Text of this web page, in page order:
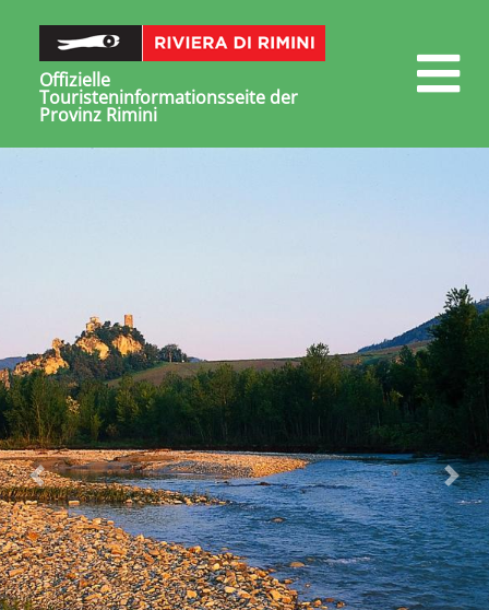
Offizielle
Touristeninformationsseite der
Provinz Rimini
Vorig-